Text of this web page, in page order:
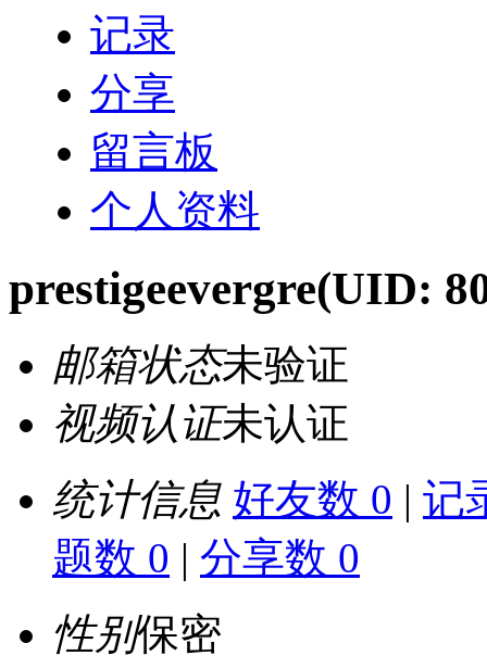
记录
分享
留言板
个人资料
prestigeevergre(UID:
邮箱状态未验证
视频认证未认证
统计信息 好友数 0 | 记
题数 0 | 分享数 0
性别保密